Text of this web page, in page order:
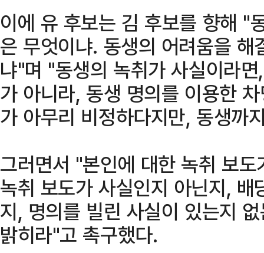
이에 유 후보는 김 후보를 향해 "
은 무엇이냐. 동생의 어려움을
냐"며 "동생의 녹취가 사실이라
가 아니라, 동생 명의를 이용한
가 아무리 비정하다지만, 동생까
그러면서 "본인에 대한 녹취 보
녹취 보도가 사실인지 아닌지,
지, 명의를 빌린 사실이 있는지
밝히라"고 촉구했다.